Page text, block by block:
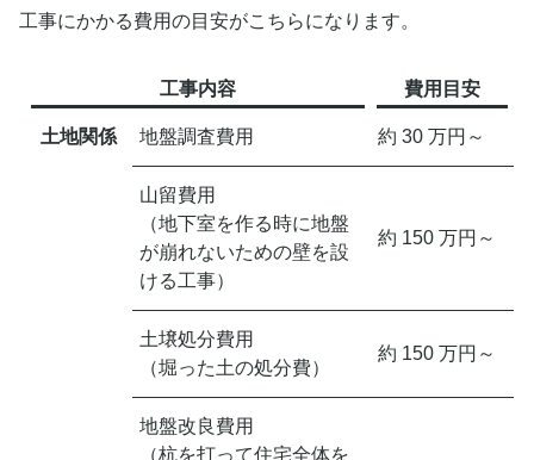
工事にかかる費用の目安がこちらになります。
工事内容 費用目安
土地関係 地盤調査費用 約 30 万円～
山留費用
（地下室を作る時に地盤
が崩れないための壁を設
ける工事）
約 150 万円～
土壌処分費用
（堀った土の処分費）
約 150 万円～
地盤改良費用
（杭を打って住宅全体を